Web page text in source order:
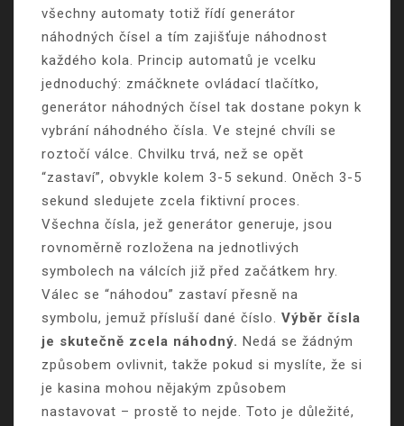
všechny automaty totiž řídí generátor
náhodných čísel a tím zajišťuje náhodnost
každého kola. Princip automatů je vcelku
jednoduchý: zmáčknete ovládací tlačítko,
generátor náhodných čísel tak dostane pokyn k
vybrání náhodného čísla. Ve stejné chvíli se
roztočí válce. Chvilku trvá, než se opět
“zastaví”, obvykle kolem 3-5 sekund. Oněch 3-5
sekund sledujete zcela fiktivní proces.
Všechna čísla, jež generátor generuje, jsou
rovnoměrně rozložena na jednotlivých
symbolech na válcích již před začátkem hry.
Válec se “náhodou” zastaví přesně na
symbolu, jemuž přísluší dané číslo. Výběr čísla
je skutečně zcela náhodný. Nedá se žádným
způsobem ovlivnit, takže pokud si myslíte, že si
je kasina mohou nějakým způsobem
nastavovat – prostě to nejde. Toto je důležité,